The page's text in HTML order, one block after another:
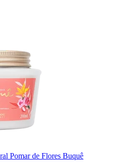
Pomar de Flores Buquê